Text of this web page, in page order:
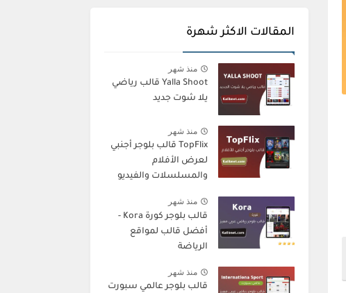
المقالات الاكثر شهرة
منذ شهر
Yalla Shoot قالب رياضي
يلا شوت جديد
منذ شهر
TopFlix قالب بلوجر أجنبي
لعرض الأفلام
والمسلسلات والفيديو
منذ شهر
قالب بلوجر كورة Kora -
أفضل قالب لمواقع
الرياضة
منذ شهر
قالب بلوجر عالمي سبورت